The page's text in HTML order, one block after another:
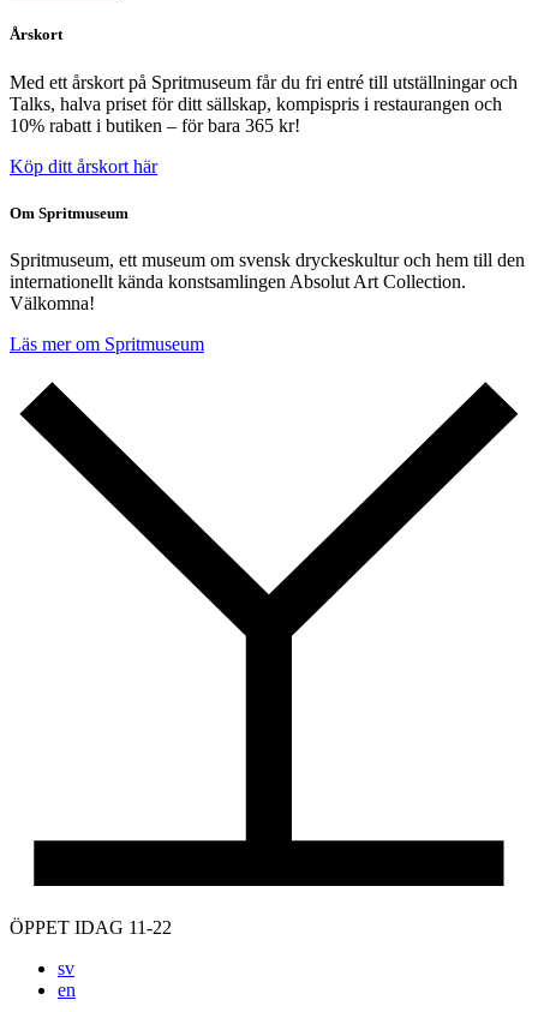
Årskort
Med ett årskort på Spritmuseum får du fri entré till utställningar och
Talks, halva priset för ditt sällskap, kompispris i restaurangen och
10% rabatt i butiken – för bara 365 kr!
Köp ditt årskort här
Om Spritmuseum
Spritmuseum, ett museum om svensk dryckeskultur och hem till den
internationellt kända konstsamlingen Absolut Art Collection.
Välkomna!
Läs mer om Spritmuseum
ÖPPET IDAG 11-22
sv
en